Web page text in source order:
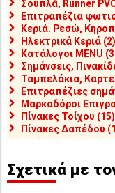
Σουπλά, Runner
Επιτραπέζια
Κεριά. Ρεσώ,
Ηλεκτρικά Κεριά (2)
Κατάλογοι MENU
Σημάνσεις,
Ταμπελάκια,
Επιτραπέζιες
Μαρκαδόροι
Πίνακες Τοίχου (15)
Πίνακες Δαπέδου
Σχετικά με